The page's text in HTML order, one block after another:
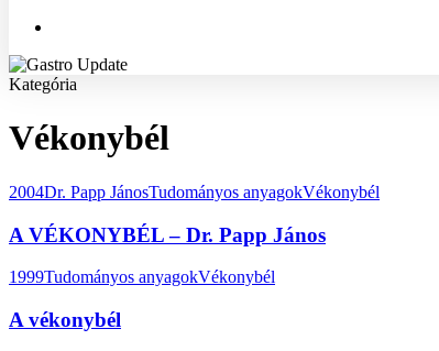
Kategória
Vékonybél
2004Dr. Papp JánosTudományos anyagokVékonybél
A VÉKONYBÉL – Dr. Papp János
1999Tudományos anyagokVékonybél
A vékonybél